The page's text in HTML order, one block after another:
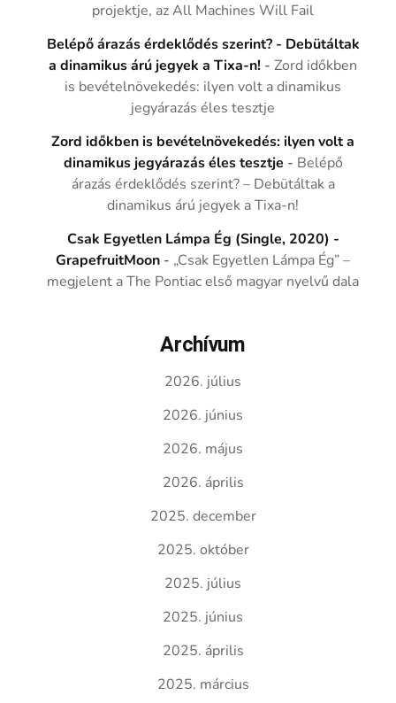
projektje, az All Machines Will Fail
Belépő árazás érdeklődés szerint? - Debütáltak
a dinamikus árú jegyek a Tixa-n! -Zord időkben
is bevételnövekedés: ilyen volt a dinamikus
jegyárazás éles tesztje
Zord időkben is bevételnövekedés: ilyen volt a
dinamikus jegyárazás éles tesztje - Belépő
árazás érdeklődés szerint? – Debütáltak a
dinamikus árú jegyek a Tixa-n!
Csak Egyetlen Lámpa Ég (Single, 2020) -
GrapefruitMoon - „Csak Egyetlen Lámpa Ég” –
megjelent a The Pontiac első magyar nyelvű dala
Archívum
2026. július
2026. június
2026. május
2026. április
2025. december
2025. október
2025. július
2025. június
2025. április
2025. március